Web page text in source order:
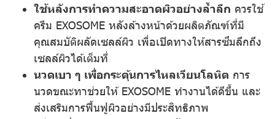
ใช้หลังการทำความสะอาดผิวอย่างล้ำลึก ควรใช้
ครีม EXOSOME หลังล้างหน้าด้วยผลิตภัณฑ์ที่มี
คุณสมบัติผลัดเซลล์ผิว เพื่อเปิดทางให้สารซึมลึกถึง
เซลล์ผิวได้เต็มที่
นวดเบา ๆ เพื่อกระตุ้นการไหลเวียนโลหิต การ
นวดขณะทาช่วยให้ EXOSOME ทำงานได้ดีขึ้น และ
ส่งเสริมการฟื้นฟูผิวอย่างมีประสิทธิภาพ